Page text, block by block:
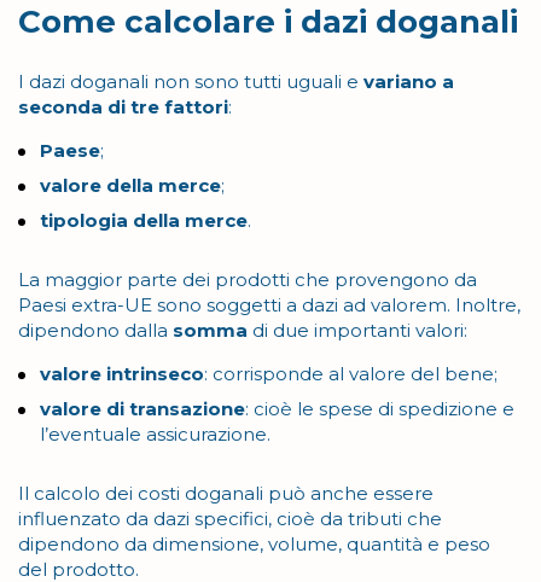
Come calcolare i dazi doganali
I dazi doganali non sono tutti uguali e variano a
seconda di tre fattori:
Paese;
valore della merce;
tipologia della merce.
La maggior parte dei prodotti che provengono da
Paesi extra-UE sono soggetti a dazi ad valorem. Inoltre,
dipendono dalla somma di due importanti valori:
valore intrinseco: corrisponde al valore del bene;
valore di transazione: cioè le spese di spedizione e
l’eventuale assicurazione.
Il calcolo dei costi doganali può anche essere
influenzato da dazi specifici, cioè da tributi che
dipendono da dimensione, volume, quantità e peso
del prodotto.